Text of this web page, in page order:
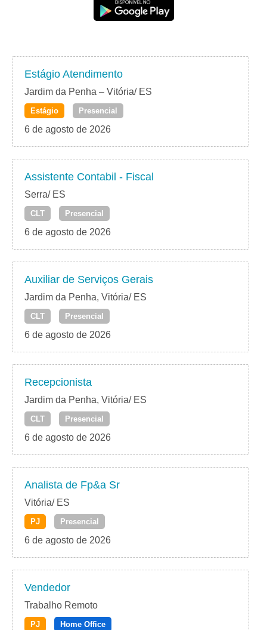
Estágio Atendimento
Jardim da Penha – Vitória/ ES
Estágio Presencial
6 de agosto de 2026
Assistente Contabil - Fiscal
Serra/ ES
CLT Presencial
6 de agosto de 2026
Auxiliar de Serviços Gerais
Jardim da Penha, Vitória/ ES
CLT Presencial
6 de agosto de 2026
Recepcionista
Jardim da Penha, Vitória/ ES
CLT Presencial
6 de agosto de 2026
Analista de Fp&a Sr
Vitória/ ES
PJ Presencial
6 de agosto de 2026
Vendedor
Trabalho Remoto
PJ Home Office